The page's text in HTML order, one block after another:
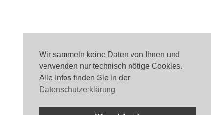
Wir sammeln keine Daten von Ihnen und
verwenden nur technisch nötige Cookies.
Alle Infos finden Sie in der
Datenschutzerklärung